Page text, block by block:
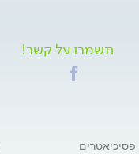
תשמרו על קשר!
פסיכיאטרים